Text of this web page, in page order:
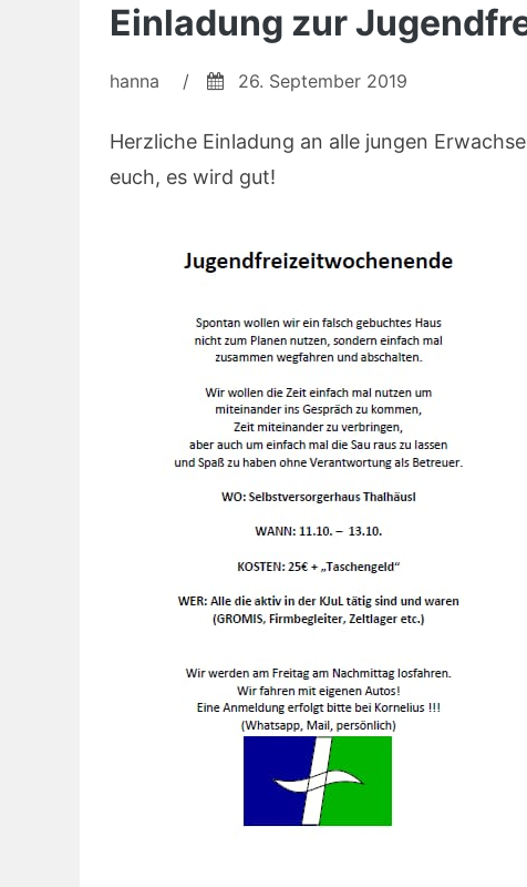
Einladung zur
hanna / 26. September 2019
Herzliche Einladung an alle jungen
euch, es wird gut!